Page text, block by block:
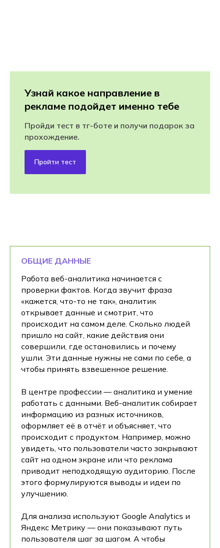
Узнай какое направление в
рекламе подойдет именно тебе
Пройди тест в тг-боте и получи подарок за
прохождение.
Пройти тест
ОБЩИЕ ДАННЫЕ
Работа веб-аналитика начинается с
проверки фактов. Когда звучит фраза
«кажется, что-то не так», аналитик
открывает данные и смотрит, что
происходит на самом деле. Сколько людей
пришло на сайт, какие действия они
совершили, где остановились и почему
ушли. Эти данные нужны не сами по себе, а
чтобы принять взвешенное решение.
В центре профессии — аналитика и умение
работать с данными. Веб-аналитик собирает
информацию из разных источников,
оформляет её в отчёт и объясняет, что
происходит с продуктом. Например, можно
увидеть, что пользователи часто закрывают
сайт на одном экране или что реклама
приводит неподходящую аудиторию. После
этого формулируются выводы и идеи по
улучшению.
Для анализа используют Google Analytics и
Яндекс Метрику — они показывают путь
пользователя шаг за шагом. А чтобы